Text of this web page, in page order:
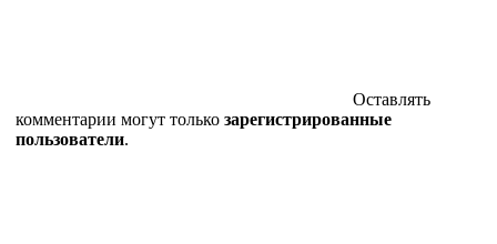
Оставлять
комментарии могут только зарегистрированные
пользователи.